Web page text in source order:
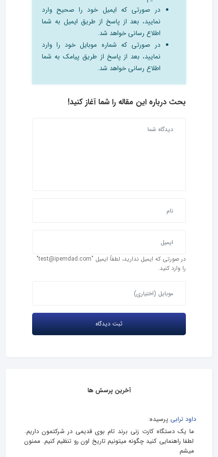
در صورتی که ایمیل خود را صحیح وارد
نمایید، بعد از پاسخ از طریق ایمیل به شما
اطلاع رسانی خواهد شد.
در صورتی که شماره موبایل خود را وارد
نمایید، بعد از پاسخ از طریق پیامک به شما
اطلاع رسانی خواهد شد.
بحث درباره این مقاله را شما آغاز کنید!
در صورتی که ایمیل ندارید، لطفاً ایمیل "test@ipemdad.com"
را وارد کنید.
آخرین پرسش ها
داود ترابی پرسیده:
ما یک دستگاه کارت زنی برند تام بوی قدیمی در شرکتمون داریم.
لطفا راهنمایی کنید چگونه میتونیم تاریخ اون رو تنظیم کنیم. ممنون
میشم